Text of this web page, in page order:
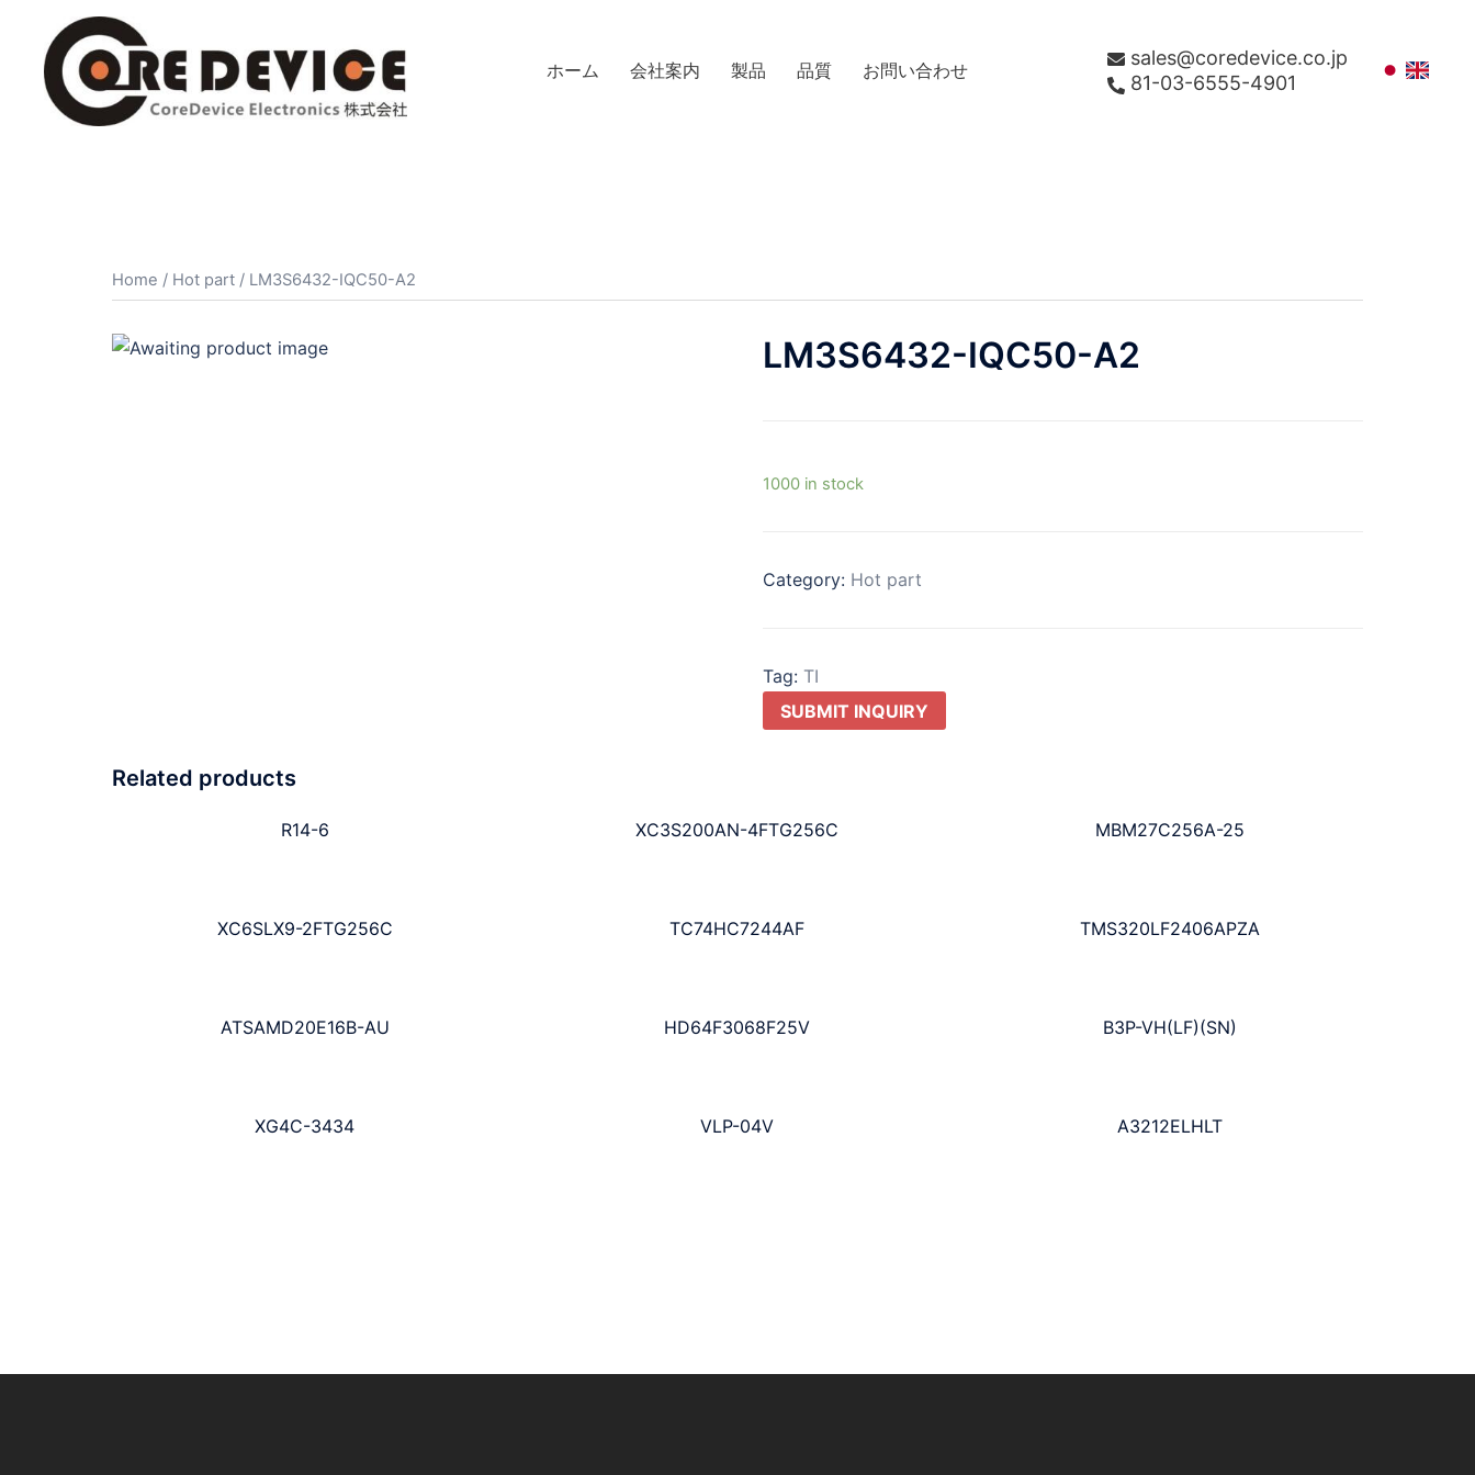
ホーム 会社案内 製品 品質 お問い合わせ
sales@coredevice.co.jp
81-03-6555-4901
Home / Hot part / LM3S6432-IQC50-A2
LM3S6432-IQC50-A2
1000 in stock
Category: Hot part
Tag: TI
SUBMIT INQUIRY
Related products
R14-6 XC3S200AN-4FTG256C MBM27C256A-25
XC6SLX9-2FTG256C TC74HC7244AF TMS320LF2406APZA
ATSAMD20E16B-AU HD64F3068F25V B3P-VH(LF)(SN)
XG4C-3434 VLP-04V A3212ELHLT